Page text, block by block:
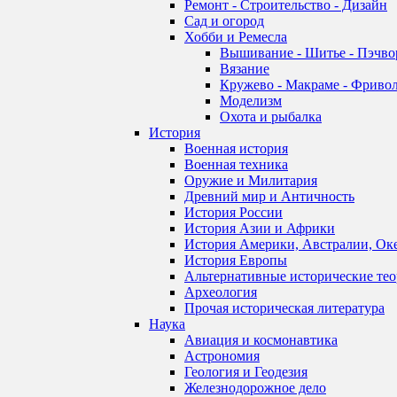
Ремонт - Строительство - Дизайн
Сад и огород
Хобби и Ремесла
Вышивание - Шитье -
Вязание
Кружево - Макраме -
Моделизм
Охота и рыбалка
История
Военная история
Военная техника
Оружие и Милитария
Древний мир и Античность
История России
История Азии и Африки
История Америки, Австралии,
История Европы
Альтернативные исторические
Археология
Прочая историческая литература
Наука
Авиация и космонавтика
Астрономия
Геология и Геодезия
Железнодорожное дело